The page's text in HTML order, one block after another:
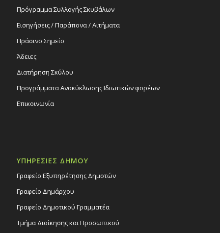
Πρόγραμμα Συλλογής Σκυβάλων
Εισηγήσεις / Παράπονα / Αιτήματα
Πράσινο Σημείο
Άδειες
Διατήρηση Σκύλου
Προγράμματα Ανακύκλωσης Ιδιωτικών φορέων
Επικοινωνία
ΥΠΗΡΕΣΙΕΣ ΔΗΜΟΥ
Γραφείο Εξυπηρέτησης Δημοτών
Γραφείο Δημάρχου
Γραφείο Δημοτικού Γραμματέα
Τμήμα Διοίκησης και Προσωπικού